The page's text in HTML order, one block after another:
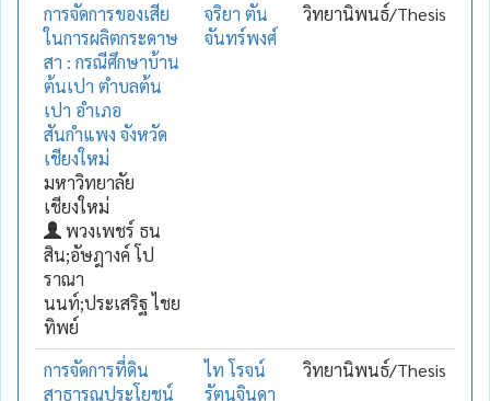
การจัดการของเสีย
ในการผลิตกระดาษ
สา : กรณีศึกษาบ้าน
ต้นเปา ตำบลต้น
เปา อำเภอ
สันกำแพง จังหวัด
เชียงใหม่
มหาวิทยาลัย
เชียงใหม่
พวงเพชร์ ธน
สิน;อัษฎางค์ โป
ราณา
นนท์;ประเสริฐ ไชย
ทิพย์
จริยา ตัน
จันทร์พงศ์
วิทยานิพนธ์/Thesis
การจัดการที่ดิน
สาธารณประโยชน์
ไท โรจน์
รัตนจินดา
วิทยานิพนธ์/Thesis